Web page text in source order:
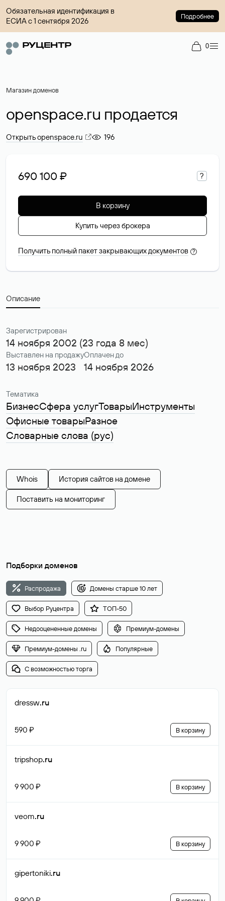
Обязательная идентификация в
ЕСИА с 1 сентября 2026
Подробнее
0
Магазин доменов
openspace.ru продается
Открыть openspace.ru 196
690 100 ₽ ?
В корзину
Купить через брокера
Получить полный пакет закрывающих документов ?
Описание
Зарегистрирован
14 ноября 2002 (23 года 8 мес)
Выставлен на продажу
13 ноября 2023
Оплачен до
14 ноября 2026
Тематика
БизнесСфера услугТоварыИнструменты
Офисные товарыРазное
Словарные слова (рус)
Whois История сайтов на домене
Поставить на мониторинг
Подборки доменов
Распродажа Домены старше 10 лет
Выбор Руцентра ТОП-50
Недооцененные домены Премиум-домены
Премиум-домены .ru Популярные
С возможностью торга
dressw.ru
590 ₽ В корзину
tripshop.ru
9 900 ₽ В корзину
veom.ru
9 900 ₽ В корзину
gipertoniki.ru